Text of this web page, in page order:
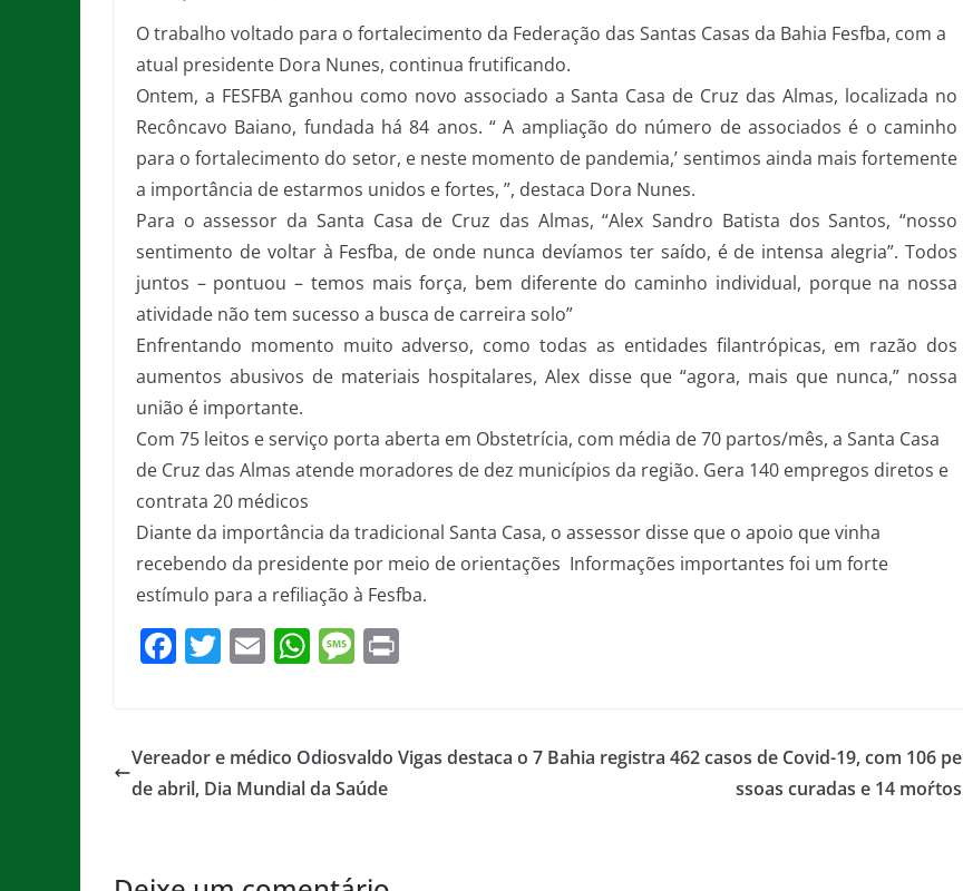
O trabalho voltado para o fortalecimento da Federação das Santas Casas da Bahia Fesfba, com a
atual presidente Dora Nunes, continua frutificando.
Ontem, a FESFBA ganhou como novo associado a Santa Casa de Cruz das Almas, localizada no
Recôncavo Baiano, fundada há 84 anos. “ A ampliação do número de associados é o caminho
para o fortalecimento do setor, e neste momento de pandemia,’ sentimos ainda mais fortemente
a importância de estarmos unidos e fortes, ”, destaca Dora Nunes.
Para o assessor da Santa Casa de Cruz das Almas, “Alex Sandro Batista dos Santos, “nosso
sentimento de voltar à Fesfba, de onde nunca devíamos ter saído, é de intensa alegria”. Todos
juntos – pontuou – temos mais força, bem diferente do caminho individual, porque na nossa
atividade não tem sucesso a busca de carreira solo”
Enfrentando momento muito adverso, como todas as entidades filantrópicas, em razão dos
aumentos abusivos de materiais hospitalares, Alex disse que “agora, mais que nunca,” nossa
união é importante.
Com 75 leitos e serviço porta aberta em Obstetrícia, com média de 70 partos/mês, a Santa Casa
de Cruz das Almas atende moradores de dez municípios da região. Gera 140 empregos diretos e
contrata 20 médicos
Diante da importância da tradicional Santa Casa, o assessor disse que o apoio que vinha
recebendo da presidente por meio de orientações Informações importantes foi um forte
estímulo para a refiliação à Fesfba.
F
e
b
T
er
E
l
W
s
A
M
a
g
Vereador e médico Odiosvaldo Vigas destaca o 7
de abril, Dia Mundial da Saúde
Bahia registra 462 casos de Covid-19, com 106 pe
ssoas curadas e 14 moŕtos